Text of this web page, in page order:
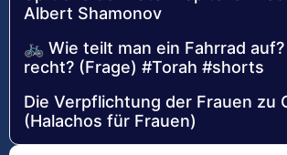
Albert Shamonov
🚲 Wie teilt man ein Fahrrad
recht? (Frage) #Torah #shorts
Die Verpflichtung der Frauen zu
(Halachos für Frauen)